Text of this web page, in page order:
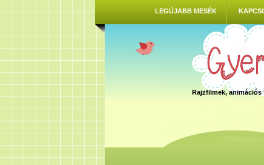
LEGÚJABB MESÉK
Rajzfilmek, animációs